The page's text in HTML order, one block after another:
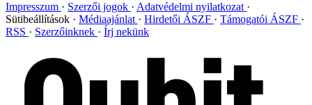
Impresszum Szerzői jogok
Adatvédelmi nyilatkozat
Sütibeállítások
Médiaajánlat Hirdetői ÁSZF
Támogatói ÁSZF
RSS
Szerzőinknek Írj nekünk